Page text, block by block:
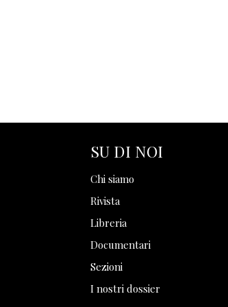
SU DI NOI
Chi siamo
Rivista
Libreria
Documentari
Sezioni
I nostri dossier